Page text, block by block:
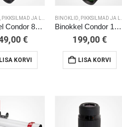
/ VARIOUS / SALE
Binokkel Condor 8×42
€
LISA KORVI
Binokkel Condor 10×50
199,00 €
LISA KORVI